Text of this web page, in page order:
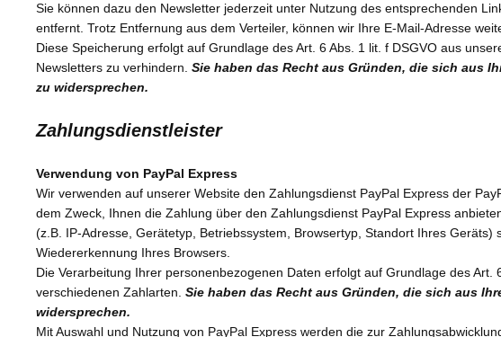
Sie können dazu den Newsletter jederzeit unter Nutzung des entsprechenden
entfernt. Trotz Entfernung aus dem Verteiler, können wir Ihre E-Mail-Adresse
Diese Speicherung erfolgt auf Grundlage des Art. 6 Abs. 1 lit. f DSGVO aus
Newsletters zu verhindern. Sie haben das Recht aus Gründen, die sich aus
zu widersprechen.
Zahlungsdienstleister
Verwendung von PayPal Express
Wir verwenden auf unserer Website den Zahlungsdienst PayPal Express der
dem Zweck, Ihnen die Zahlung über den Zahlungsdienst PayPal Express
(z.B. IP-Adresse, Gerätetyp, Betriebssystem, Browsertyp, Standort Ihres
Wiedererkennung Ihres Browsers.
Die Verarbeitung Ihrer personenbezogenen Daten erfolgt auf Grundlage des
verschiedenen Zahlarten. Sie haben das Recht aus Gründen, die sich aus
widersprechen.
Mit Auswahl und Nutzung von PayPal Express werden die zur